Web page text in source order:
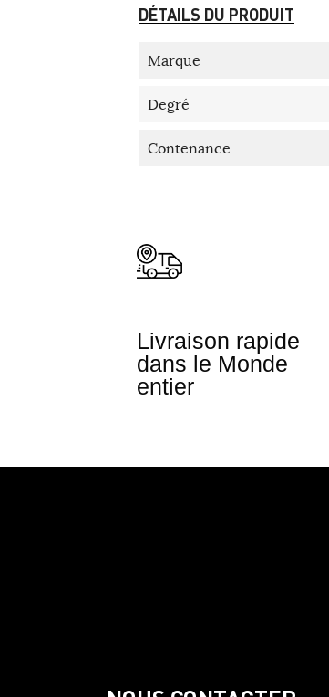
DÉTAILS DU PRODUIT
Marque
Degré
Contenance
Livraison rapide
dans le Monde
entier